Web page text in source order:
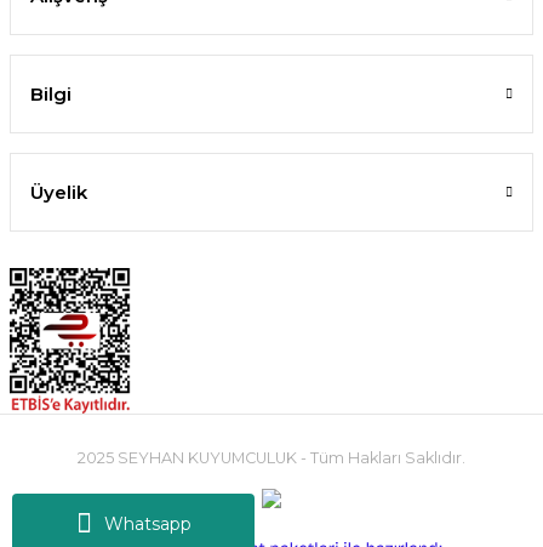
Whatsapp
Bilgi
Üyelik
2025 SEYHAN KUYUMCULUK - Tüm Hakları Saklıdır.